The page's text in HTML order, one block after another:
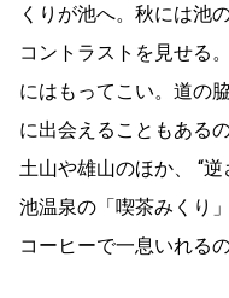
くりが池へ。秋には池
コントラストを見せる
にはもってこい。道の
に出会えることもある
土山や雄山のほか、 “
池温泉の「喫茶みくり
コーヒーで一息いれる